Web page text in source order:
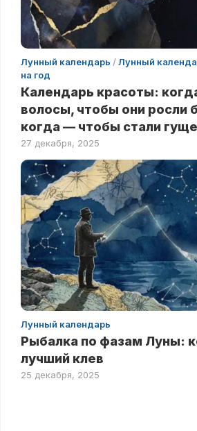
Лунный календарь /Лунный
на год
Календарь красоты:
волосы, чтобы они росли
когда — чтобы стали
27 декабря, 2025
Лунный календарь
Рыбалка по фазам Луны:
лучший клев
25 декабря, 2025